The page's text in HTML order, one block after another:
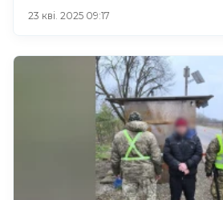
23 кві. 2025 09:17